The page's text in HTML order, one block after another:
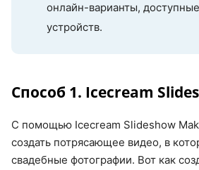
онлайн-варианты,
устройств.
Способ 1. Icecream
С помощью Icecream Slideshow
создать потрясающее видео, в
свадебные фотографии. Вот как